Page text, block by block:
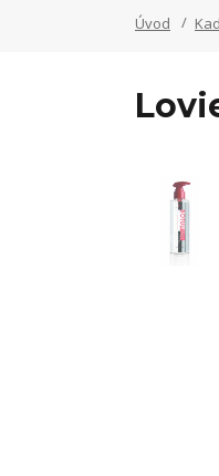
Úvod